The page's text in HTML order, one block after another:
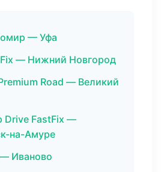
— Уфа
— Нижний Новгород
Road — Великий
Drive FastFix —
на-Амуре
Иваново